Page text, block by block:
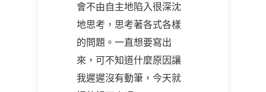
會不由自主地陷入很深沈
地思考，思考著各式各樣
的問題。一直想要寫出
來，可不知道什麼原因讓
我遲遲沒有動筆，今天就